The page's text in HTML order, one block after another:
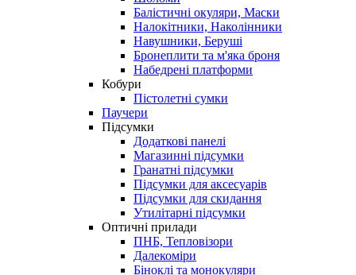
Балістичні окуляри, Маски
Налокітники, Наколінники
Навушники, Беруші
Бронеплити та м'яка броня
Набедрені платформи
Кобури
Пістолетні сумки
Паучери
Підсумки
Додаткові панелі
Магазинні підсумки
Гранатні підсумки
Підсумки для аксесуарів
Підсумки для скидання
Утилітарні підсумки
Оптичні прилади
ПНБ, Тепловізори
Далекоміри
Біноклі та монокуляри